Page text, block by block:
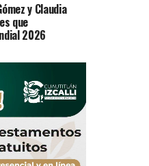
y Claudia
que
2026